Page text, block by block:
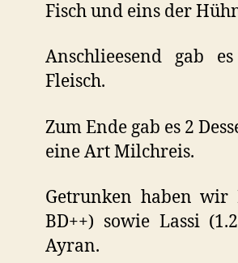
Fisch und eins der
Anschlieesend gab
Fleisch.
Zum Ende gab es 2
eine Art Milchreis.
Getrunken haben wir
BD++) sowie Lassi
Ayran.